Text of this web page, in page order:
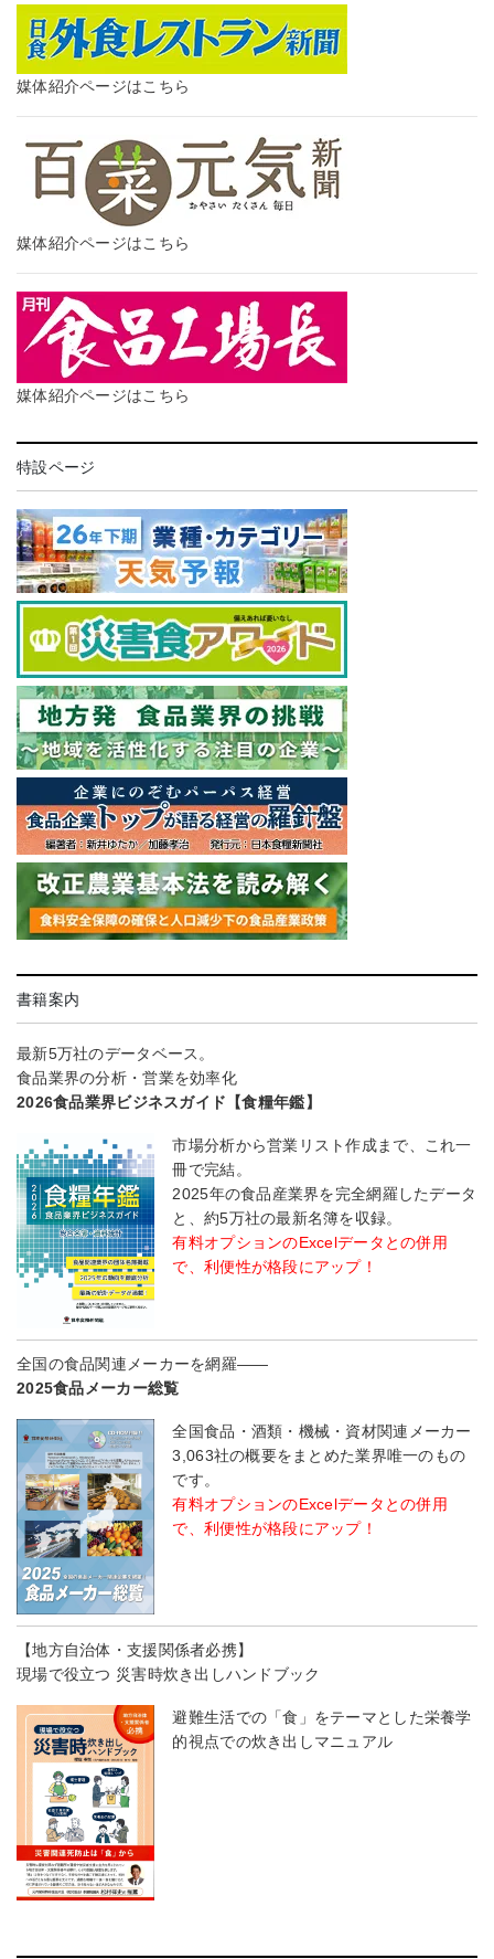
媒体紹介ページはこちら
媒体紹介ページはこちら
媒体紹介ページはこちら
特設ページ
書籍案内
最新5万社のデータベース。
食品業界の分析・営業を効率化
2026食品業界ビジネスガイド【食糧年鑑】
市場分析から営業リスト作成まで、これ一
冊で完結。
2025年の食品産業界を完全網羅したデータ
と、約5万社の最新名簿を収録。
有料オプションのExcelデータとの併用
で、利便性が格段にアップ！
全国の食品関連メーカーを網羅――
2025食品メーカー総覧
全国食品・酒類・機械・資材関連メーカー
3,063社の概要をまとめた業界唯一のもの
です。
有料オプションのExcelデータとの併用
で、利便性が格段にアップ！
【地方自治体・支援関係者必携】
現場で役立つ 災害時炊き出しハンドブック
避難生活での「食」をテーマとした栄養学
的視点での炊き出しマニュアル